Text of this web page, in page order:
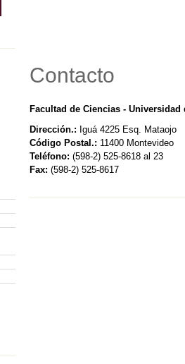
Contacto
Facultad de Ciencias -
Dirección.: Iguá 4225 Esq. Mataojo
Código Postal.: 11400 Montevideo
Teléfono: (598-2) 525-8618 al 23
Fax: (598-2) 525-8617